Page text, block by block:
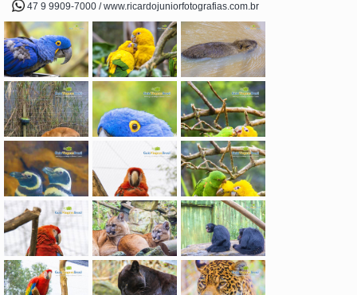
47 9 9909-7000 / www.ricardojuniorfotografias.com.br